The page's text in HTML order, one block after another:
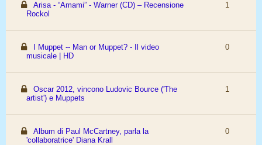
Arisa - “Amami” - Warner (CD) – Recensione
Rockol
1
I Muppet -- Man or Muppet? - Il video
musicale | HD
0
Oscar 2012, vincono Ludovic Bource ('The
artist') e Muppets
1
Album di Paul McCartney, parla la
'collaboratrice' Diana Krall
0